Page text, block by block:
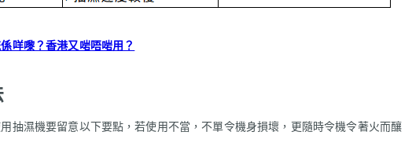
咩嚟？香港又啱唔啱用？
抽濕機要留意以下要點，若使用不當，不單令機身損壞，更隨時令機令著火而釀